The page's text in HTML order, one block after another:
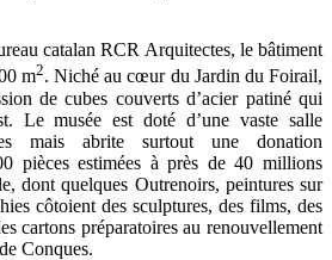
catalan RCR Arquitectes, le bâtiment
m2. Niché au cœur du Jardin du Foirail,
de cubes couverts d’acier patiné qui
Le musée est doté d’une vaste salle
mais abrite surtout une donation
pièces estimées à près de 40 millions
dont quelques Outrenoirs, peintures sur
côtoient des sculptures, des films, des
cartons préparatoires au renouvellement
Conques.